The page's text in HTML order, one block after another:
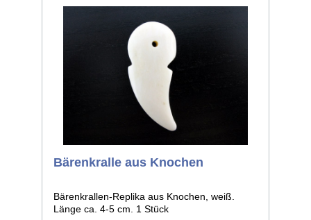
Bärenkralle aus Knochen
Bärenkrallen-Replika aus Knochen, weiß.
Länge ca. 4-5 cm. 1 Stück